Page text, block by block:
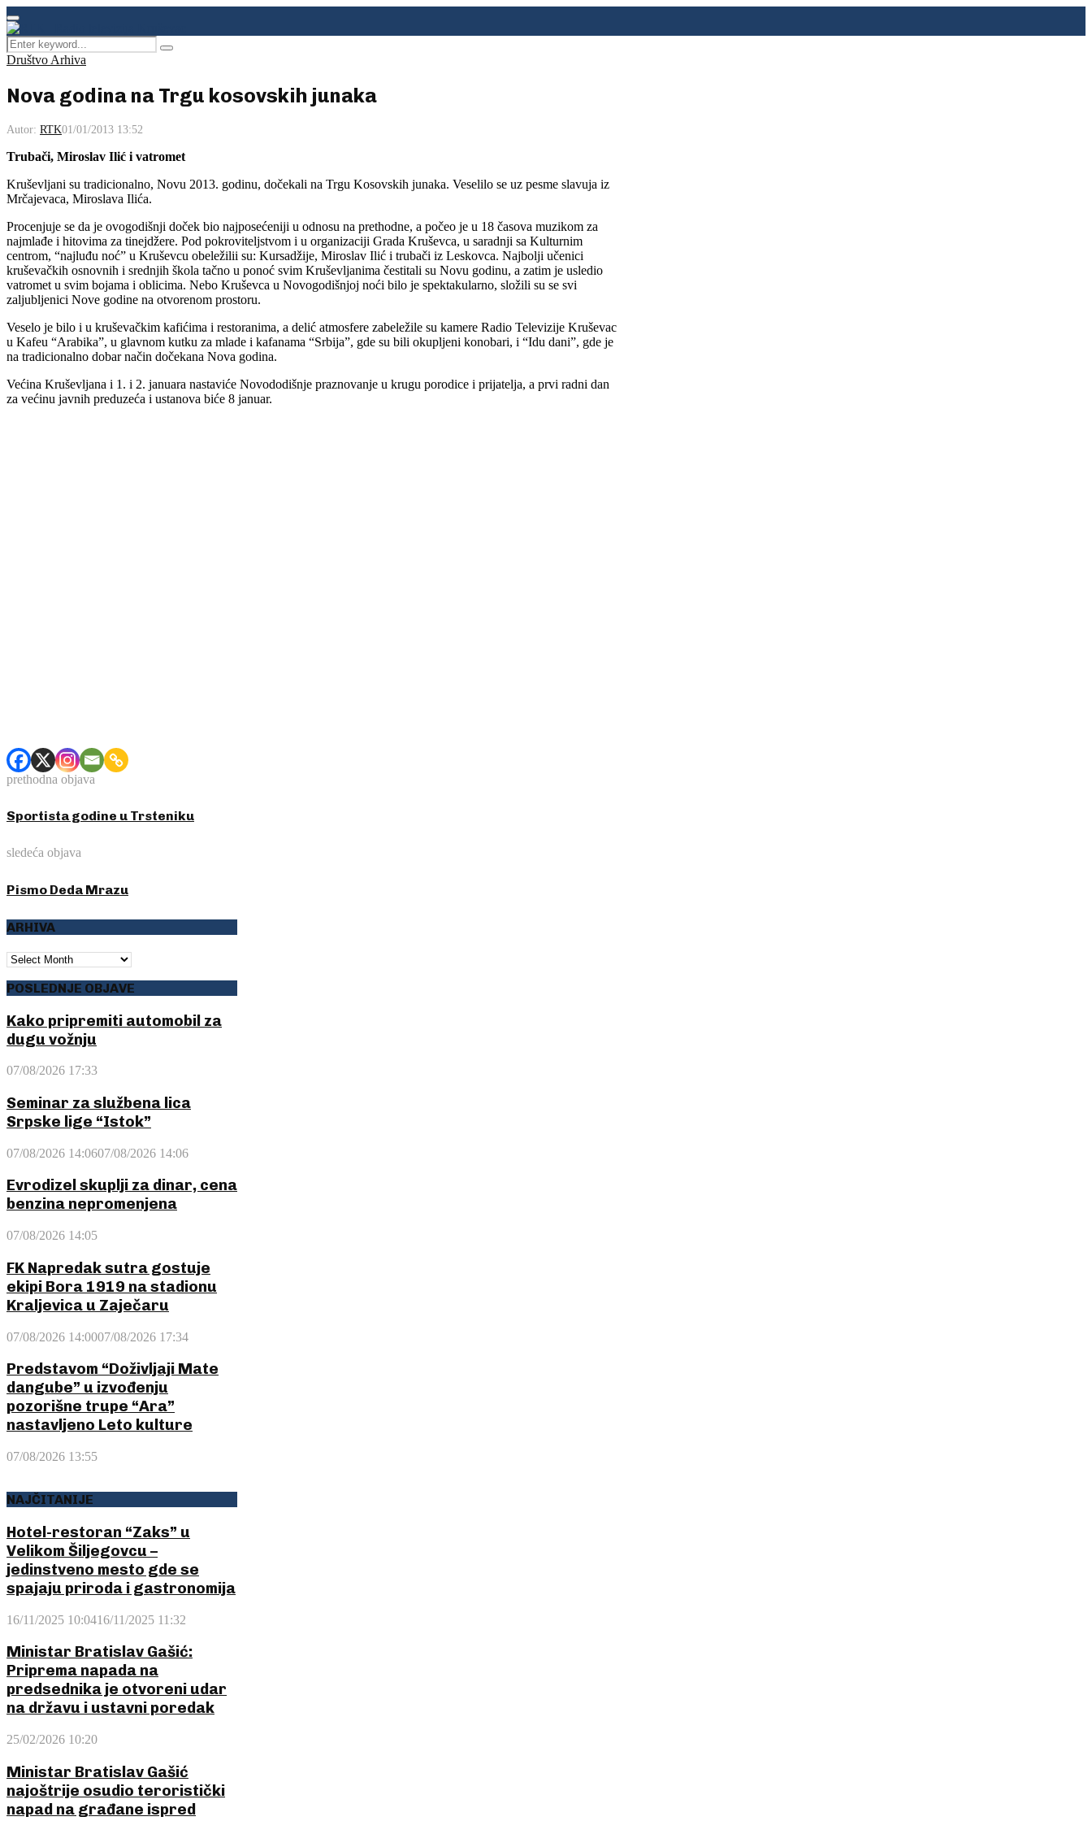
Facebook
Instagram
Youtube
Primary
Menu
Search
for:
Pretraga
Društvo Arhiva
Nova godina na Trgu kosovskih junaka
Autor: RTK01/01/2013 13:52
Trubači, Miroslav Ilić i vatromet
Kruševljani su tradicionalno, Novu 2013. godinu, dočekali na Trgu Kosovskih junaka. Veselilo se uz pesme slavuja iz
Mrčajevaca, Miroslava Ilića.
Procenjuje se da je ovogodišnji doček bio najposećeniji u odnosu na prethodne, a počeo je u 18 časova muzikom za
najmlađe i hitovima za tinejdžere. Pod pokroviteljstvom i u organizaciji Grada Kruševca, u saradnji sa Kulturnim
centrom, “najluđu noć” u Kruševcu obeležilii su: Kursadžije, Miroslav Ilić i trubači iz Leskovca. Najbolji učenici
kruševačkih osnovnih i srednjih škola tačno u ponoć svim Kruševljanima čestitali su Novu godinu, a zatim je usledio
vatromet u svim bojama i oblicima. Nebo Kruševca u Novogodišnjoj noći bilo je spektakularno, složili su se svi
zaljubljenici Nove godine na otvorenom prostoru.
Veselo je bilo i u kruševačkim kafićima i restoranima, a delić atmosfere zabeležile su kamere Radio Televizije Kruševac
u Kafeu “Arabika”, u glavnom kutku za mlade i kafanama “Srbija”, gde su bili okupljeni konobari, i “Idu dani”, gde je
na tradicionalno dobar način dočekana Nova godina.
Većina Kruševljana i 1. i 2. januara nastaviće Novododišnje praznovanje u krugu porodice i prijatelja, a prvi radni dan
za većinu javnih preduzeća i ustanova biće 8 januar.
prethodna objava
Sportista godine u Trsteniku
sledeća objava
Pismo Deda Mrazu
ARHIVA
ARHIVA
POSLEDNJE OBJAVE
Kako pripremiti automobil za
dugu vožnju
07/08/2026 17:33
Seminar za službena lica
Srpske lige “Istok”
07/08/2026 14:0607/08/2026 14:06
Evrodizel skuplji za dinar, cena
benzina nepromenjena
07/08/2026 14:05
FK Napredak sutra gostuje
ekipi Bora 1919 na stadionu
Kraljevica u Zaječaru
07/08/2026 14:0007/08/2026 17:34
Predstavom “Doživljaji Mate
dangube” u izvođenju
pozorišne trupe “Ara”
nastavljeno Leto kulture
07/08/2026 13:55
NAJČITANIJE
Hotel-restoran “Zaks” u
Velikom Šiljegovcu –
jedinstveno mesto gde se
spajaju priroda i gastronomija
16/11/2025 10:0416/11/2025 11:32
Ministar Bratislav Gašić:
Priprema napada na
predsednika je otvoreni udar
na državu i ustavni poredak
25/02/2026 10:20
Ministar Bratislav Gašić
najoštrije osudio teroristički
napad na građane ispred